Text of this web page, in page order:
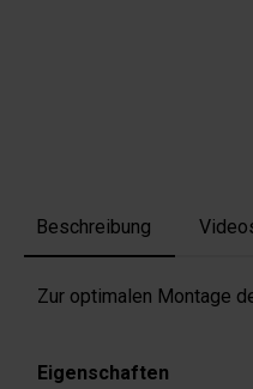
Beschreibung
Zur optimalen Montage
Eigenschaften